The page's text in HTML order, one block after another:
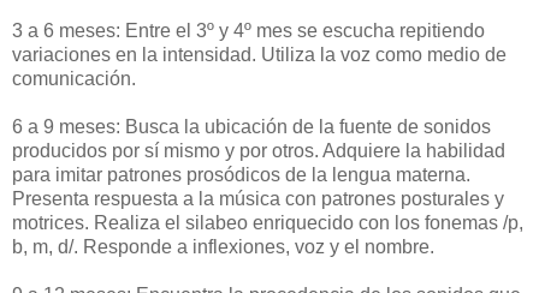
3 a 6 meses: Entre el 3º y 4º mes se escucha repitiendo
variaciones en la intensidad. Utiliza la voz como medio de
comunicación.
6 a 9 meses: Busca la ubicación de la fuente de sonidos
producidos por sí mismo y por otros. Adquiere la habilidad
para imitar patrones prosódicos de la lengua materna.
Presenta respuesta a la música con patrones posturales y
motrices. Realiza el silabeo enriquecido con los fonemas /p,
b, m, d/. Responde a inflexiones, voz y el nombre.